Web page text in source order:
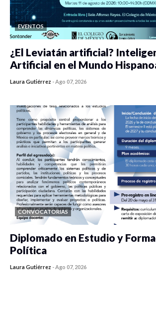
EVENTOS
¿El Leviatán artificial?
Artificial en el Mundo
Laura Gutiérrez - Ago 07, 2026
CONVOCATORIAS
Diplomado en Estudio y
Política
Laura Gutiérrez - Ago 07, 2026